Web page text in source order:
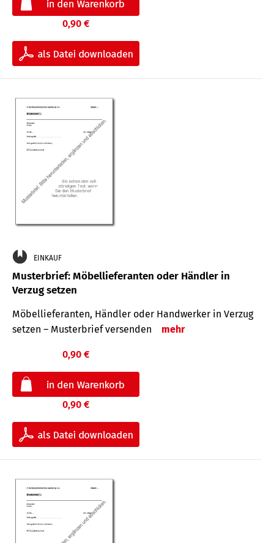
0,90 €
EINKAUF
Musterbrief: Möbellieferanten oder Händler in
Verzug setzen
Möbellieferanten, Händler oder Handwerker in Verzug
setzen – Musterbrief versenden
mehr
0,90 €
0,90 €